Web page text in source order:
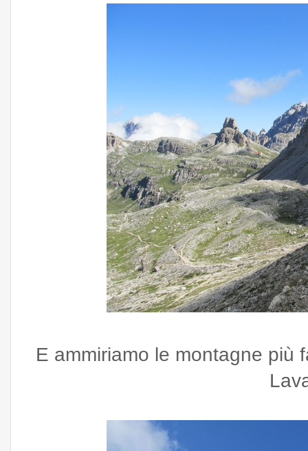
E ammiriamo le montagne più